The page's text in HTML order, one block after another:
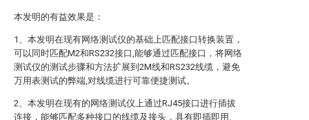
本发明的有益效果是：
1、本发明在现有网络测试仪的基础上匹配接口转换装置，
可以同时匹配M2和RS232接口,能够通过匹配接口，将网络
测试仪的测试步骤和方法扩展到2M线和RS232线缆，避免
万用表测试的弊端,对线缆进行可靠便捷测试。
2、本发明在现有的网络测试仪上通过RJ45接口进行插拔
连接，能够匹配多种接口的线缆及接头，具有即插即用、